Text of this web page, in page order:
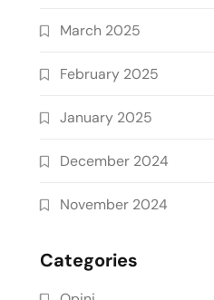
March 2025
February 2025
January 2025
December 2024
November 2024
Categories